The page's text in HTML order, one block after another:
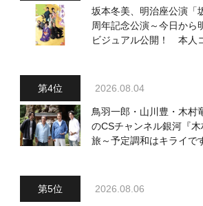
坂本冬美、明治座公演「
周年記念公演～今日から
ビジュアル公開！ 本人
2026.08.04
鳥羽一郎・山川豊・木村
のCSチャンネル銀河『
旅～予定調和はキライ
2026.08.06